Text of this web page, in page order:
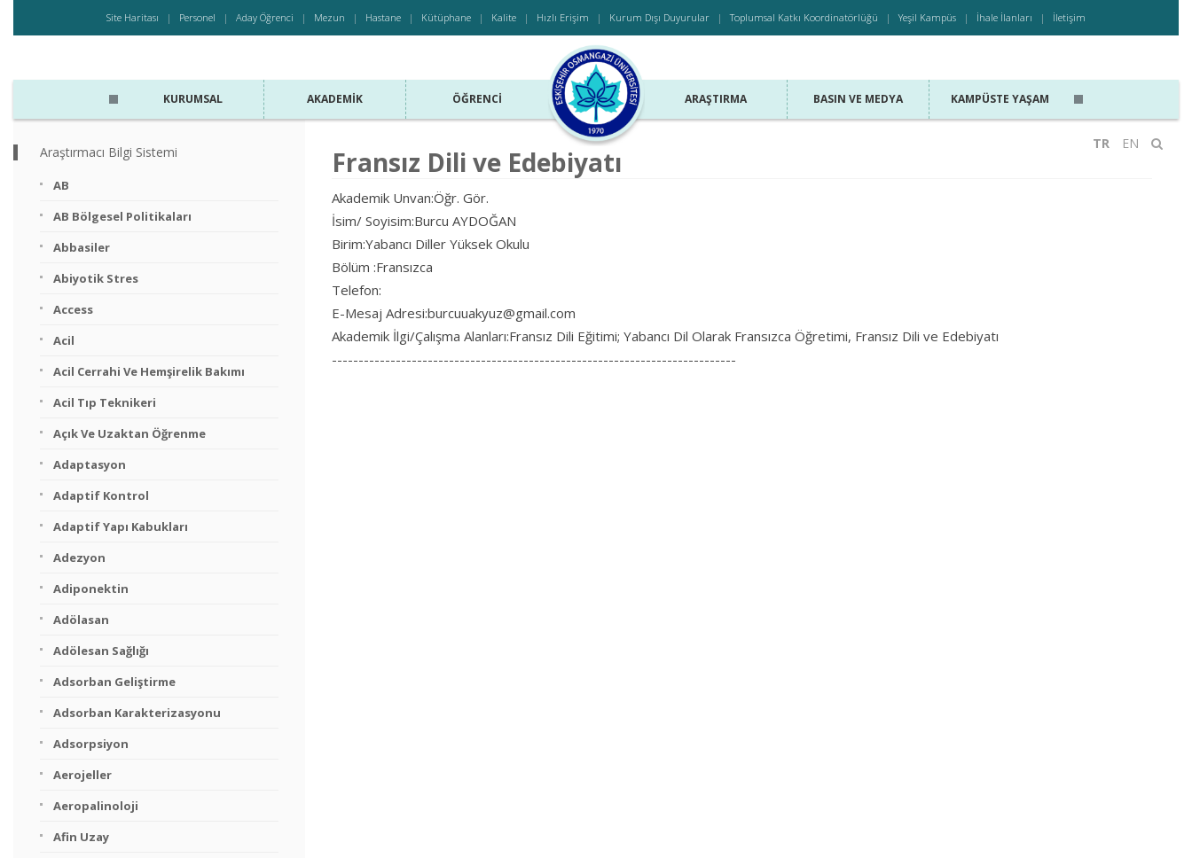
Site Haritası Personel Aday Öğrenci Mezun Hastane Kütüphane Kalite Hızlı Erişim Kurum Dışı Duyurular Toplumsal Katkı Koordinatörlüğü Yeşil Kampüs İhale İlanları İletişim
TR EN
KURUMSAL AKADEMIK ÖĞRENCI ARAŞTIRMA BASIN VE MEDYA KAMPÜSTE YAŞAM
Fransız Dili ve Edebiyatı
Akademik Unvan:Öğr. Gör.
İsim/ Soyisim:Burcu AYDOĞAN
Birim:Yabancı Diller Yüksek Okulu
Bölüm :Fransızca
Telefon:
E-Mesaj Adresi:burcuuakyuz@gmail.com
Akademik İlgi/Çalışma Alanları:Fransız Dili Eğitimi; Yabancı Dil Olarak Fransızca Öğretimi, Fransız Dili ve Edebiyatı
----------------------------------------------------------------------------
Araştırmacı Bilgi Sistemi
AB
AB Bölgesel Politikaları
Abbasiler
Abiyotik Stres
Access
Acil
Acil Cerrahi Ve Hemşirelik Bakımı
Acil Tıp Teknikeri
Açık Ve Uzaktan Öğrenme
Adaptasyon
Adaptif Kontrol
Adaptif Yapı Kabukları
Adezyon
Adiponektin
Adölasan
Adölesan Sağlığı
Adsorban Geliştirme
Adsorban Karakterizasyonu
Adsorpsiyon
Aerojeller
Aeropalinoloji
Afin Uzay